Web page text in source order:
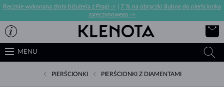
Ręcznie wykonana złota biżuteria z Pragi ->
7 % na obrączki ślubne do pierścionka
zaręczynowego ->
MENU
PIERŚCIONKI PIERŚCIONKI Z DIAMENTAMI